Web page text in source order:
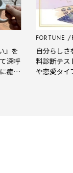
FORTUNE
自分らしさをもっ
料診断テストで、
や恋愛タイプをチ